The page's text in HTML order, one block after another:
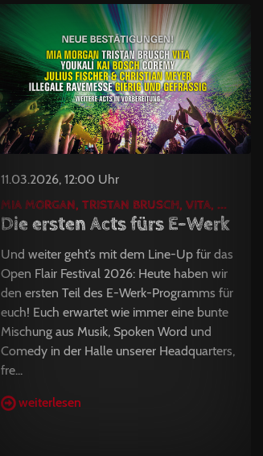
11.03.2026, 12:00 Uhr
MIA MORGAN, TRISTAN BRUSCH, VITA, ...
Die ersten Acts fürs E-Werk
Und weiter geht’s mit dem Line-Up für das
Open Flair Festival 2026: Heute haben wir
den ersten Teil des E-Werk-Programms für
euch! Euch erwartet wie immer eine bunte
Mischung aus Musik, Spoken Word und
Comedy in der Halle unserer Headquarters,
fre...
weiterlesen